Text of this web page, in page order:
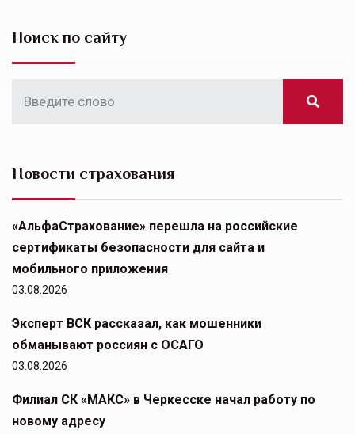
Поиск по сайту
Новости страхования
«АльфаСтрахование» перешла на российские
сертификаты безопасности для сайта и
мобильного приложения
03.08.2026
Эксперт ВСК рассказал, как мошенники
обманывают россиян с ОСАГО
03.08.2026
Филиал СК «МАКС» в Черкесске начал работу по
новому адресу